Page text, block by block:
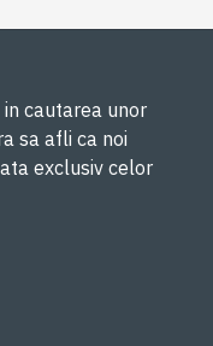
in cautarea unor
sa afli ca noi
exclusiv celor